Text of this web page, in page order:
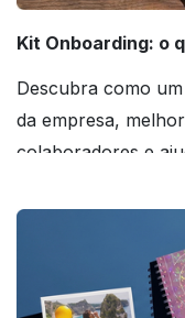
Kit Onboarding: o
Descubra como
da empresa,
colaboradores e